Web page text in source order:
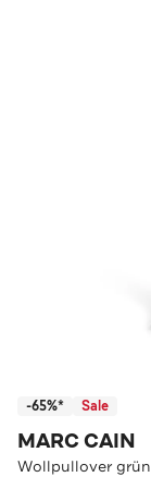
-65%* Sale
MARC CAIN
Wollpullover grün